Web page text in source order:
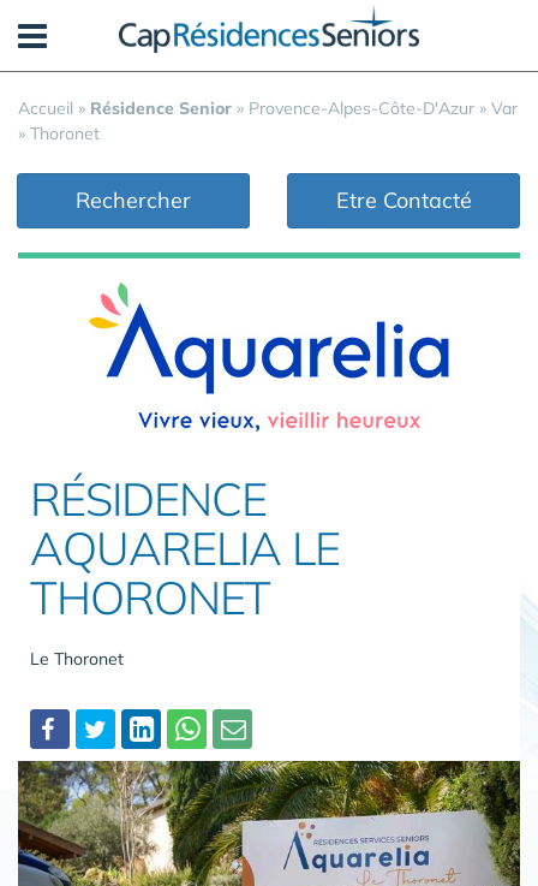
Accueil » Résidence Senior » Provence-Alpes-Côte-D'Azur » Var
» Thoronet
Rechercher Etre Contacté
RÉSIDENCE
AQUARELIA LE
THORONET
Le Thoronet
Partager